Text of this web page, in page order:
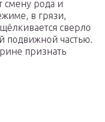
смену рода и
в грязи,
сверло
подвижной частью.
признать